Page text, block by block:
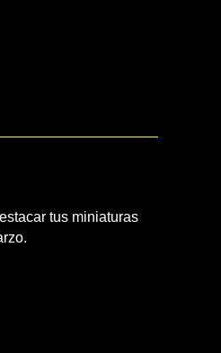
tus miniaturas